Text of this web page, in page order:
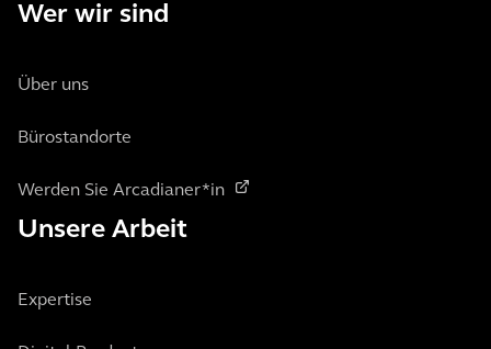
Wer wir sind
Über uns
Bürostandorte
Werden Sie Arcadianer*in
Unsere Arbeit
Expertise